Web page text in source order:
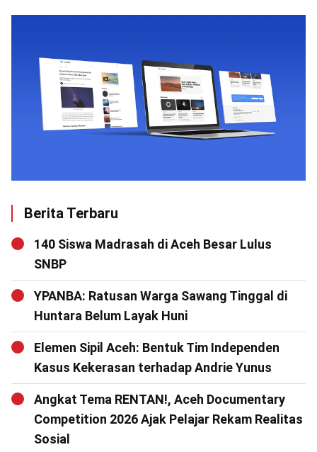
Berita Terbaru
140 Siswa Madrasah di Aceh Besar Lulus
SNBP
YPANBA: Ratusan Warga Sawang Tinggal di
Huntara Belum Layak Huni
Elemen Sipil Aceh: Bentuk Tim Independen
Kasus Kekerasan terhadap Andrie Yunus
Angkat Tema RENTAN!, Aceh Documentary
Competition 2026 Ajak Pelajar Rekam Realitas
Sosial